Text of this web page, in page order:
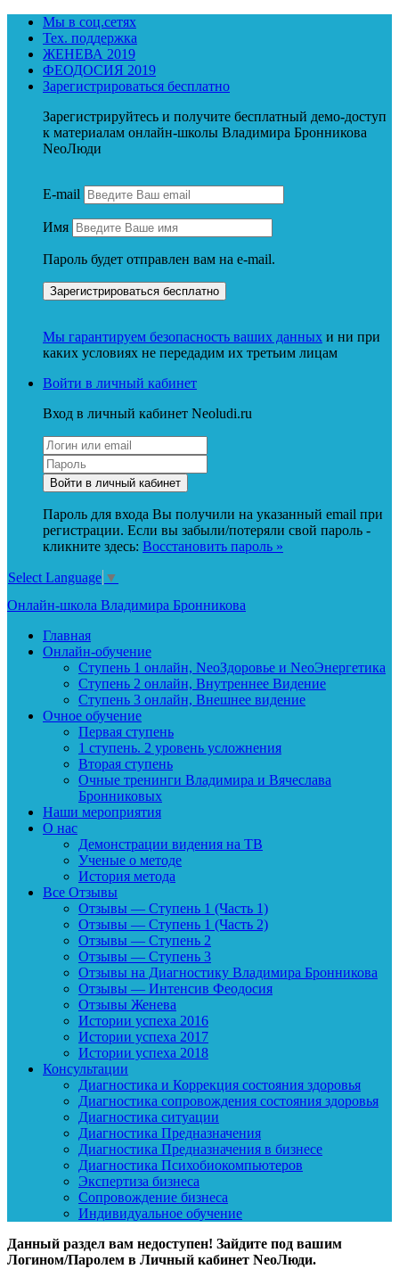
Мы в соц.сетях
Тех. поддержка
ЖЕНЕВА 2019
ФЕОДОСИЯ 2019
Зарегистрироваться бесплатно
Зарегистрируйтесь и получите бесплатный демо-доступ
к материалам онлайн-школы Владимира Бронникова
NeoЛюди
E-mail
Имя
Пароль будет отправлен вам на e-mail.
Мы гарантируем безопасность ваших данных и ни при
каких условиях не передадим их третьим лицам
Войти в личный кабинет
Вход в личный кабинет Neoludi.ru
Пароль для входа Вы получили на указанный email при
регистрации. Если вы забыли/потеряли свой пароль -
кликните здесь: Восстановить пароль »
Select Language ▼
Онлайн-школа Владимира Бронникова
Главная
Онлайн-обучение
Ступень 1 онлайн, NeoЗдоровье и NeoЭнергетика
Ступень 2 онлайн, Внутреннее Видение
Ступень 3 онлайн, Внешнее видение
Очное обучение
Первая ступень
1 ступень. 2 уровень усложнения
Вторая ступень
Очные тренинги Владимира и Вячеслава
Бронниковых
Наши мероприятия
О нас
Демонстрации видения на ТВ
Ученые о методе
История метода
Все Отзывы
Отзывы — Ступень 1 (Часть 1)
Отзывы — Ступень 1 (Часть 2)
Отзывы — Ступень 2
Отзывы — Ступень 3
Отзывы на Диагностику Владимира Бронникова
Отзывы — Интенсив Феодосия
Отзывы Женева
Истории успеха 2016
Истории успеха 2017
Истории успеха 2018
Консультации
Диагностика и Коррекция состояния здоровья
Диагностика сопровождения состояния здоровья
Диагностика ситуации
Диагностика Предназначения
Диагностика Предназначения в бизнесе
Диагностика Психобиокомпьютеров
Экспертиза бизнеса
Сопровождение бизнеса
Индивидуальное обучение
Данный раздел вам недоступен! Зайдите под вашим
Логином/Паролем в Личный кабинет NeoЛюди.